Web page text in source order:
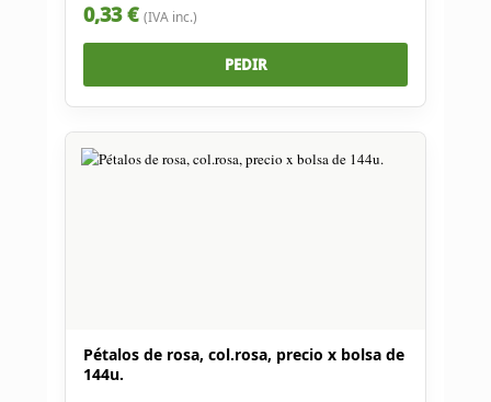
0,33 € (IVA inc.)
PEDIR
Pétalos de rosa, col.rosa, precio x bolsa de
144u.